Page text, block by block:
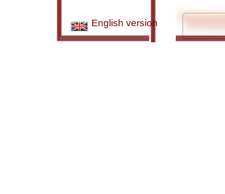
English version